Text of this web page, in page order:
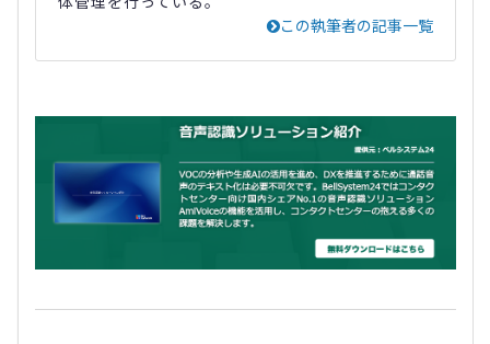
この執筆者の記事一覧